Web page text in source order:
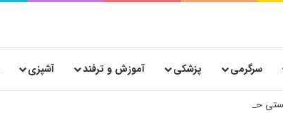
سرگرمی پزشکی آموزش و ترفند آشپزی
حیاتی است؟